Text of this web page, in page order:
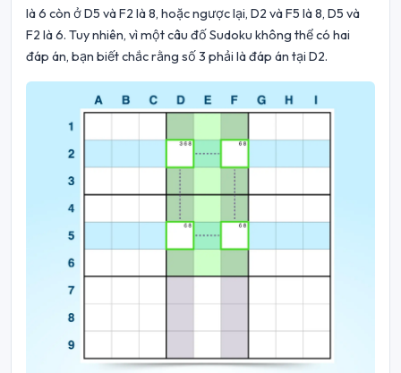
là 6 còn ở D5 và F2 là 8, hoặc ngược lại, D2 và F5 là 8, D5 và
F2 là 6. Tuy nhiên, vì một câu đố Sudoku không thể có hai
đáp án, bạn biết chắc rằng số 3 phải là đáp án tại D2.